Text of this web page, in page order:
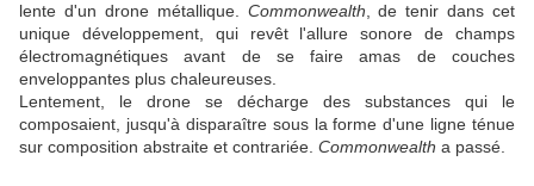
lente d'un drone métallique. Commonwealth , de tenir dans cet
unique développement, qui revêt l'allure sonore de champs
électromagnétiques avant de se faire amas de couches
enveloppantes plus chaleureuses.
Lentement, le drone se décharge des substances qui le
composaient, jusqu'à disparaître sous la forme d'une ligne ténue
sur composition abstraite et contrariée. Commonwealth a passé.